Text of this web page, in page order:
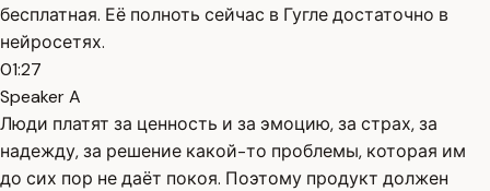
бесплатная. Её полноть сейчас в Гугле достаточно в
нейросетях.
01:27
Speaker A
Люди платят за ценность и за эмоцию, за страх, за
надежду, за решение какой-то проблемы, которая им
до сих пор не даёт покоя. Поэтому продукт должен